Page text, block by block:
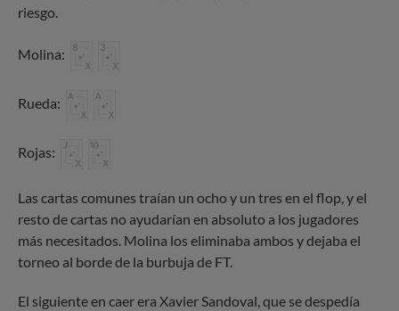
riesgo.
Molina:
Rueda:
Rojas:
Las cartas comunes traían un ocho y un tres en el flop, y el
resto de cartas no ayudarían en absoluto a los jugadores
más necesitados. Molina los eliminaba ambos y dejaba el
torneo al borde de la burbuja de FT.
El siguiente en caer era Xavier Sandoval, que se despedía